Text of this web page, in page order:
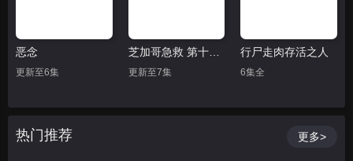
恶念
更新至6集
芝加哥急救 第十一季
更新至7集
行尸走肉存活之人
6集全
热门推荐 更多>